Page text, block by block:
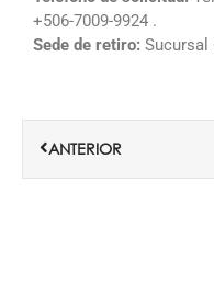
+506-7009-9924 .
Sede de retiro: Sucursal
ANTERIOR